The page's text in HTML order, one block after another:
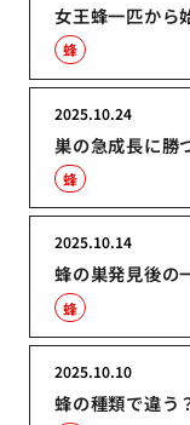
女王蜂一匹から
蜂
巣の急成長に勝
2025.10.24
蜂
蜂の巣発見後の
2025.10.14
蜂
蜂の種類で違う
2025.10.10